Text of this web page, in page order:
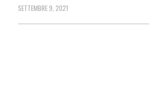
SETTEMBRE 9, 2021